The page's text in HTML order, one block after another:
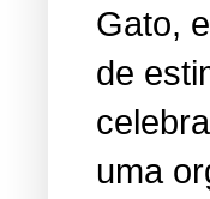
Gato,
de
uma